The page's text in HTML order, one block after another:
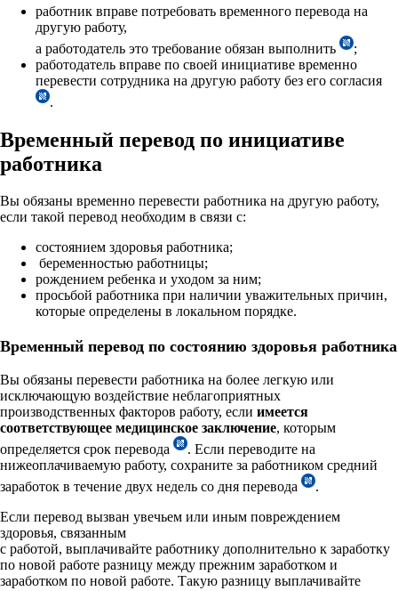
работник вправе потребовать временного перевода на
другую работу,
а работодатель это требование обязан выполнить
;
работодатель вправе по своей инициативе временно
перевести сотрудника на другую работу без его согласия
.
Временный перевод по инициативе
работника
Вы обязаны временно перевести работника на другую работу,
если такой перевод необходим в связи с:
состоянием здоровья работника;
беременностью работницы;
рождением ребенка и уходом за ним;
просьбой работника при наличии уважительных причин,
которые определены в локальном порядке.
Временный перевод по состоянию здоровья работника
Вы обязаны перевести работника на более легкую или
исключающую воздействие неблагоприятных
производственных факторов работу, если имеется
соответствующее медицинское заключение, которым
определяется срок перевода
. Если переводите на
нижеоплачиваемую работу, сохраните за работником средний
заработок в течение двух недель со дня перевода
.
Если перевод вызван увечьем или иным повреждением
здоровья, связанным
с работой, выплачивайте работнику дополнительно к заработку
по новой работе разницу между прежним заработком и
заработком по новой работе. Такую разницу выплачивайте